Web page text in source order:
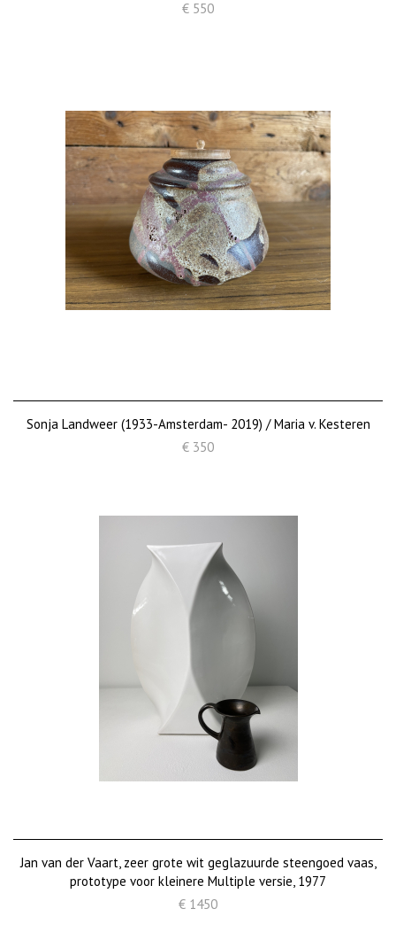
€ 550
Sonja Landweer (1933-Amsterdam- 2019) / Maria v. Kesteren
€ 350
Jan van der Vaart, zeer grote wit geglazuurde steengoed vaas,
prototype voor kleinere Multiple versie, 1977
€ 1450